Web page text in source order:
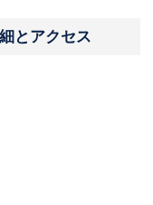
とアクセス